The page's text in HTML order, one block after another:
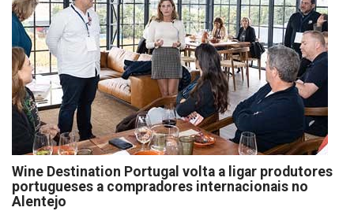
Wine Destination Portugal volta a ligar produtores
portugueses a compradores internacionais no
Alentejo